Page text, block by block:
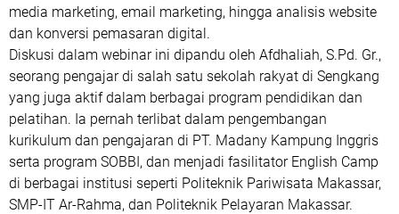
media marketing, email marketing, hingga analisis website
dan konversi pemasaran digital.
Diskusi dalam webinar ini dipandu oleh Afdhaliah, S.Pd. Gr.,
seorang pengajar di salah satu sekolah rakyat di Sengkang
yang juga aktif dalam berbagai program pendidikan dan
pelatihan. Ia pernah terlibat dalam pengembangan
kurikulum dan pengajaran di PT. Madany Kampung Inggris
serta program SOBBI, dan menjadi fasilitator English Camp
di berbagai institusi seperti Politeknik Pariwisata Makassar,
SMP-IT Ar-Rahma, dan Politeknik Pelayaran Makassar.